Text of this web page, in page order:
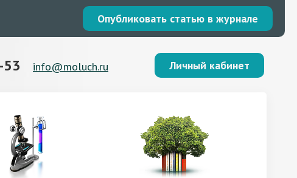
Опубликовать статью в журнале
info@moluch.ru Личный кабинет